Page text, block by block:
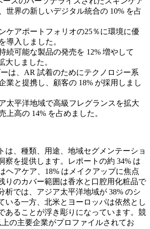
世界の新しいデジタル統合の 10% を占
ケアポートフォリオの25％に環境に優
導入しました。
続可能な製品の発売を 12% 増やして
大しました。
は、AR 試着のためにテクノロジー系
業と提携し、顧客の 18% が採用しまし
太平洋地域で高級フレグランスを拡大
上高の 14% を占めました。
は、種類、用途、地域セグメンテーショ
察を提供します。レポートの約 34% は
ヘアケア、18% はメイクアップに焦点
りのカバー範囲は香水と口腔用化粧品で
析では、アジア太平洋地域が 38% のシ
いる一方、北米とヨーロッパは依然とし
あることが浮き彫りになっています。競
の主要企業がプロファイルされてお